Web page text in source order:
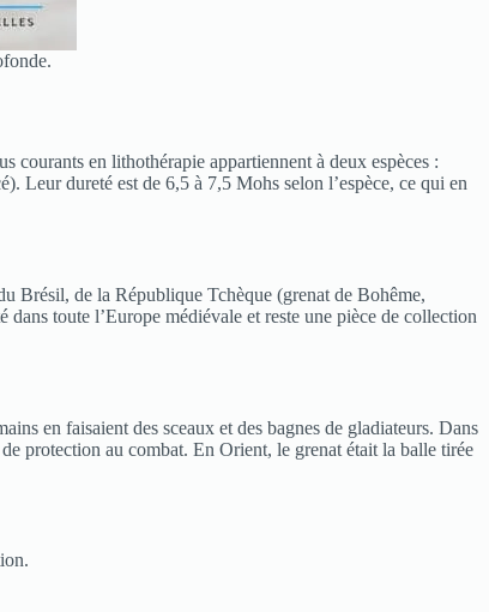
courants en lithothérapie appartiennent à deux espèces :
Leur dureté est de 6,5 à 7,5 Mohs selon l’espèce, ce qui en
Brésil, de la République Tchèque (grenat de Bohême,
toute l’Europe médiévale et reste une pièce de collection
en faisaient des sceaux et des bagnes de gladiateurs. Dans
protection au combat. En Orient, le grenat était la balle tirée